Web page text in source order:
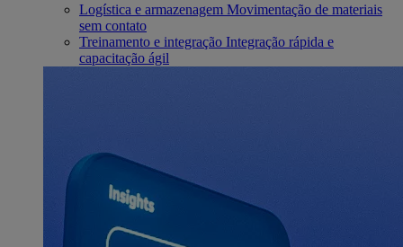
Logística e armazenagem Movimentação de materiais
sem contato
Treinamento e integração Integração rápida e
capacitação ágil